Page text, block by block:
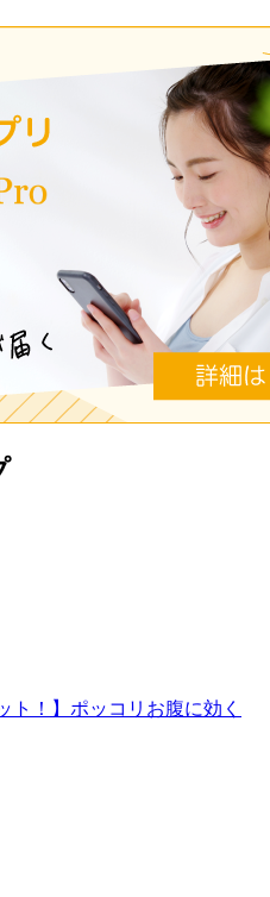
ト！】ポッコリお腹に効く